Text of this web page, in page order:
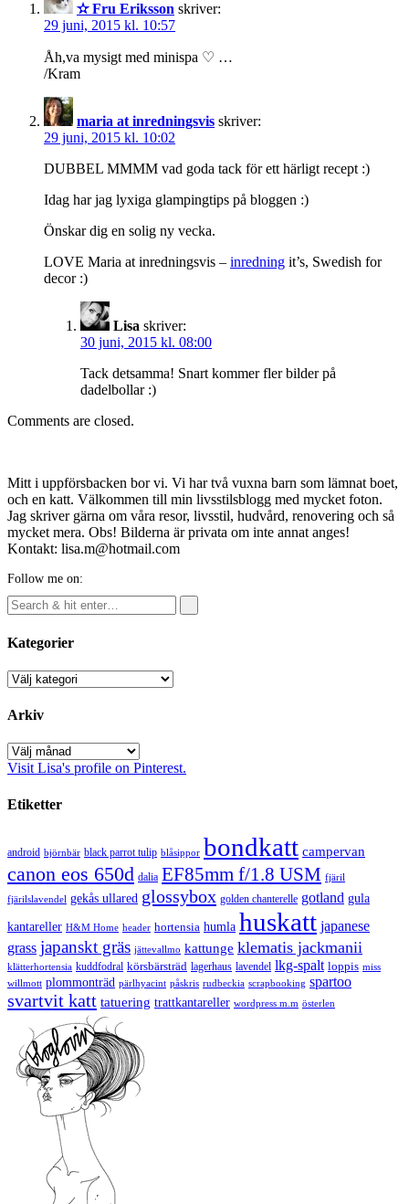
✫ Fru Eriksson skriver:
29 juni, 2015 kl. 10:57
Åh,va mysigt med minispa ♡ …
/Kram
maria at inredningsvis skriver:
29 juni, 2015 kl. 10:02
DUBBEL MMMM vad goda tack för ett härligt recept :)
Idag har jag lyxiga glampingtips på bloggen :)
Önskar dig en solig ny vecka.
LOVE Maria at inredningsvis – inredning it’s, Swedish for
decor :)
Lisa skriver:
30 juni, 2015 kl. 08:00
Tack detsamma! Snart kommer fler bilder på
dadelbollar :)
Comments are closed.
Mitt i uppförsbacken bor vi. Vi har två vuxna barn som lämnat boet,
och en katt. Välkommen till min livsstilsblogg med mycket foton.
Jag skriver gärna om våra resor, livsstil, hudvård, renovering och så
mycket mera. Obs! Bilderna är privata om inte annat anges!
Kontakt: lisa.m@hotmail.com
Follow me on:
Kategorier
Kategorier
Arkiv
Arkiv
Visit Lisa's profile on Pinterest.
Etiketter
android björnbär black parrot tulip blåsippor bondkatt campervan
canon eos 650d dalia EF85mm f/1.8 USM fjäril
fjärilslavendel gekås ullared glossybox golden chanterelle gotland gula
kantareller H&M Home header hortensia humla huskatt japanese
grass japanskt gräs jättevallmo kattunge klematis jackmanii
klätterhortensia kuddfodral körsbärsträd lagerhaus lavendel lkg-spalt loppis miss
willmott plommonträd pärlhyacint påskris rudbeckia scrapbooking spartoo
svartvit katt tatuering trattkantareller wordpress m.m österlen